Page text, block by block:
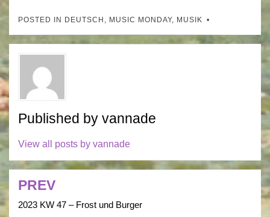
POSTED IN DEUTSCH MUSIC MONDAY, MUSIK
Published by vannade
View all posts by vannade
Post
navigation
PREV
2023 KW 47 – Frost und Burger